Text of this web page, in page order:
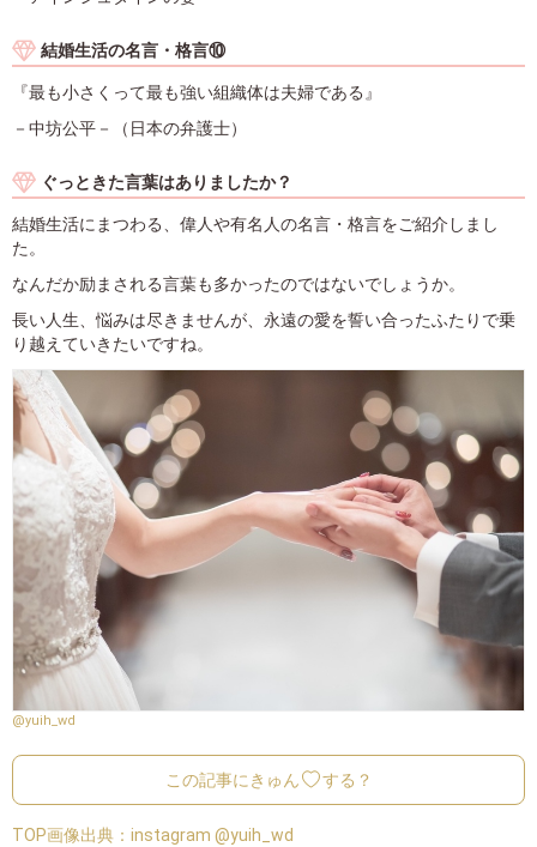
結婚生活の名言・格言⑩
『最も小さくって最も強い組織体は夫婦である』
－中坊公平－（日本の弁護士）
ぐっときた言葉はありましたか？
結婚生活にまつわる、偉人や有名人の名言・格言をご紹介しまし
た。
なんだか励まされる言葉も多かったのではないでしょうか。
長い人生、悩みは尽きませんが、永遠の愛を誓い合ったふたりで乗
り越えていきたいですね。
@yuih_wd
この記事にきゅん する？
TOP画像出典： instagram @yuih_wd